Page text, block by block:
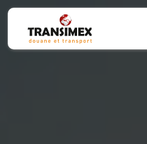
Panneau de gestion des cookies